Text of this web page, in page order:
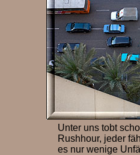
Unter uns tobt
Rushhour, jeder
es nur wenige